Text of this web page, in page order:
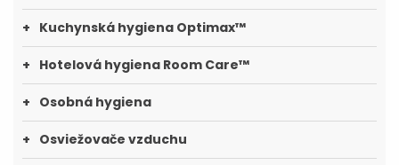
Kuchynská hygiena Optimax™
Hotelová hygiena Room Care™
Osobná hygiena
Osviežovače vzduchu